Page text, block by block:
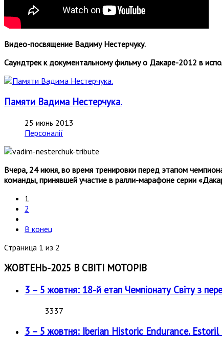
Видео-посвящение Вадиму Нестерчуку.
Саундтрек к документальному фильму о Дакаре-2012 в
Памяти Вадима Нестерчука.
25 июнь 2013
Персоналії
Вчера, 24 июня, во время тренировки перед этапом
команды, принявшей участие в ралли-марафоне серии
1
2
В конец
Страница 1 из 2
ЖОВТЕНЬ-2025 В СВІТІ МОТОРІВ
3 – 5 жовтня: 18-й етап Чемпіонату Світу з
3337
3 – 5 жовтня: Iberian Historic Endurance.